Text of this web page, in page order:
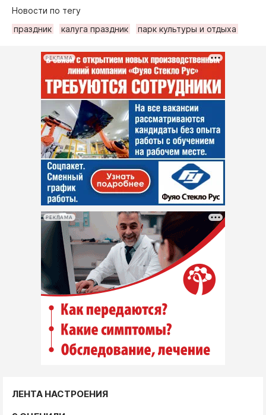
Новости по тегу
праздник
калуга праздник парк культуры и отдыха
РЕКЛАМА
РЕКЛАМА
ЛЕНТА НАСТРОЕНИЯ